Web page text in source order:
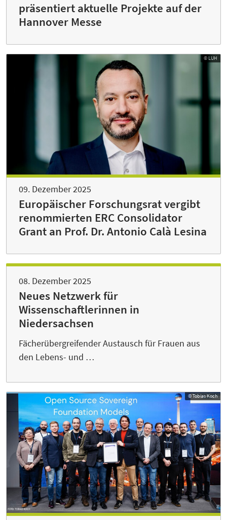
präsentiert aktuelle Projekte auf der
Hannover Messe
© LUH
09. Dezember 2025
Europäischer Forschungsrat vergibt
renommierten ERC Consolidator
Grant an Prof. Dr. Antonio Calà Lesina
08. Dezember 2025
Neues Netzwerk für
Wissenschaftlerinnen in
Niedersachsen
Fächerübergreifender Austausch für Frauen aus
den Lebens- und …
© Tobias Koch